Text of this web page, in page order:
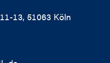
13, 51063 Köln